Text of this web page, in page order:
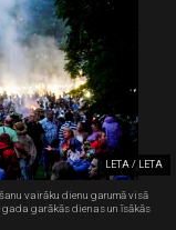
LETA / LETA
vairāku dienu garumā visā
gada garākās dienas un īsākās